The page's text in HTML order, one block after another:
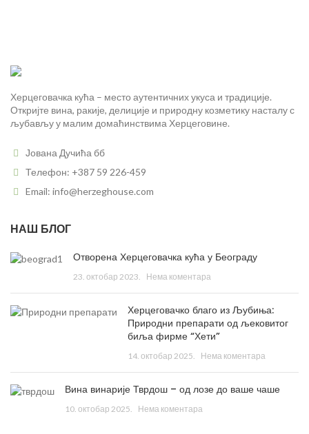
Херцеговачка кућа – место аутентичних укуса и традиције.
Откријте вина, ракије, делиције и природну козметику насталу с
љубављу у малим домаћинствима Херцеговине.
Јована Дучића бб
Телефон: +387 59 226-459
Email: info@herzeghouse.com
НАШ БЛОГ
Отворена Херцеговачка кућа у Београду
23. октобар 2023. Нема коментара
Херцеговачко благо из Љубиња:
Природни препарати од љековитог
биља фирме “Хети”
14. октобар 2025. Нема коментара
Вина винарије Тврдош – од лозе до ваше чаше
10. октобар 2025. Нема коментара